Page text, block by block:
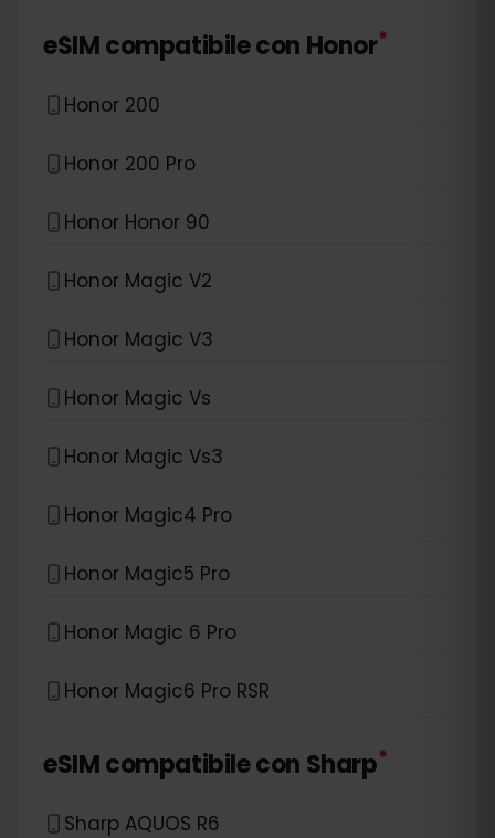
eSIM compatibile con Honor*
Honor 200
Honor 200 Pro
Honor Honor 90
Honor Magic V2
Honor Magic V3
Honor Magic Vs
Honor Magic Vs3
Honor Magic4 Pro
Honor Magic5 Pro
Honor Magic 6 Pro
Honor Magic6 Pro RSR
eSIM compatibile con Sharp*
Sharp AQUOS R6